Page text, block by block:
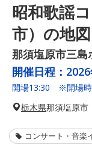
昭和歌謡
市）の地
那須塩原市三島
開催日程：
開場13:30 ※開場時
栃木県那須塩原市
コンサート・音楽